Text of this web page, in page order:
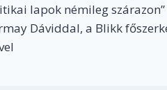
lapok némileg szárazon”
Dáviddal, a Blikk